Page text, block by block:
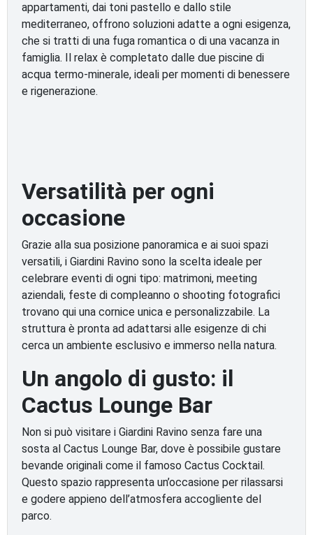
appartamenti, dai toni pastello e dallo stile
mediterraneo, offrono soluzioni adatte a ogni esigenza,
che si tratti di una fuga romantica o di una vacanza in
famiglia. Il relax è completato dalle due piscine di
acqua termo-minerale, ideali per momenti di benessere
e rigenerazione.
Versatilità per ogni
occasione
Grazie alla sua posizione panoramica e ai suoi spazi
versatili, i Giardini Ravino sono la scelta ideale per
celebrare eventi di ogni tipo: matrimoni, meeting
aziendali, feste di compleanno o shooting fotografici
trovano qui una cornice unica e personalizzabile. La
struttura è pronta ad adattarsi alle esigenze di chi
cerca un ambiente esclusivo e immerso nella natura.
Un angolo di gusto: il
Cactus Lounge Bar
Non si può visitare i Giardini Ravino senza fare una
sosta al Cactus Lounge Bar, dove è possibile gustare
bevande originali come il famoso Cactus Cocktail.
Questo spazio rappresenta un’occasione per rilassarsi
e godere appieno dell’atmosfera accogliente del
parco.